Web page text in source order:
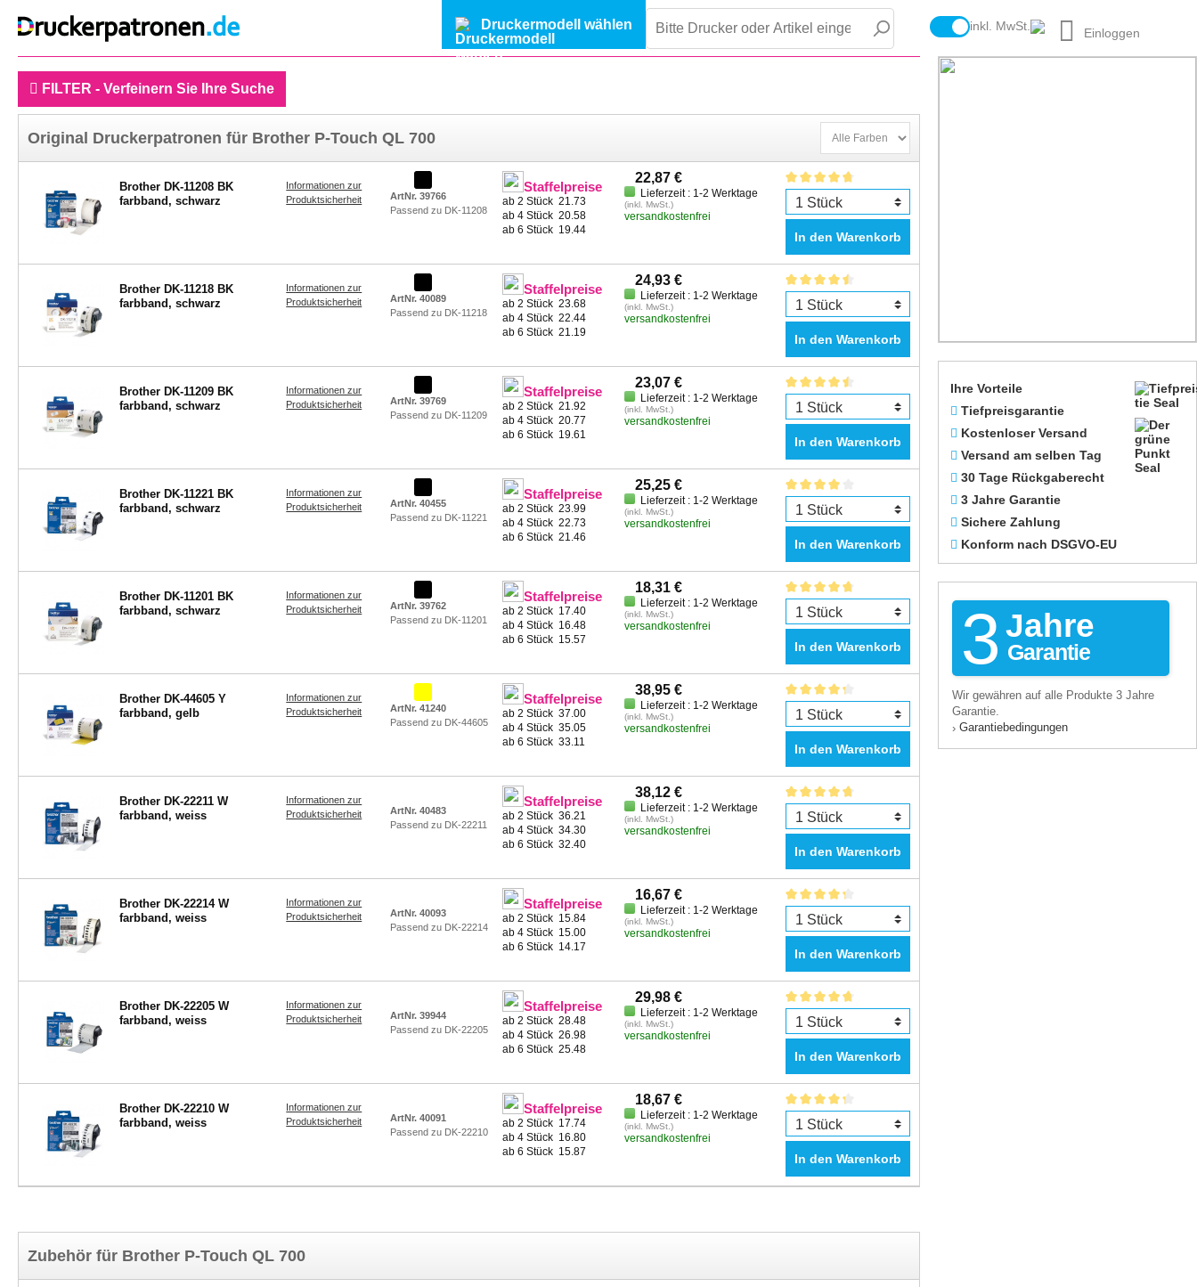
Druckermodell wählen inkl. MwSt. Einloggen
FILTER - Verfeinern Sie Ihre Suche
Original Druckerpatronen für Brother P-Touch QL 700
Brother DK-11208 BK
farbband, schwarz
Informationen zur
Produktsicherheit
ArtNr. 39766
Passend zu DK-11208
Staffelpreise
ab 2 Stück21.73
ab 4 Stück20.58
ab 6 Stück 19.44
22,87 €
Lieferzeit : 1-2 Werktage
(inkl. MwSt.)
versandkostenfrei
In den Warenkorb
Brother DK-11218 BK
farbband, schwarz
Informationen zur
Produktsicherheit
ArtNr. 40089
Passend zu DK-11218
Staffelpreise
ab 2 Stück23.68
ab 4 Stück22.44
ab 6 Stück21.19
24,93 €
Lieferzeit : 1-2 Werktage
(inkl. MwSt.)
versandkostenfrei
In den Warenkorb
Brother DK-11209 BK
farbband, schwarz
Informationen zur
Produktsicherheit
ArtNr. 39769
Passend zu DK-11209
Staffelpreise
ab 2 Stück21.92
ab 4 Stück20.77
ab 6 Stück 19.61
23,07 €
Lieferzeit : 1-2 Werktage
(inkl. MwSt.)
versandkostenfrei
In den Warenkorb
Brother DK-11221 BK
farbband, schwarz
Informationen zur
Produktsicherheit
ArtNr. 40455
Passend zu DK-11221
Staffelpreise
ab 2 Stück23.99
ab 4 Stück22.73
ab 6 Stück21.46
25,25 €
Lieferzeit : 1-2 Werktage
(inkl. MwSt.)
versandkostenfrei
In den Warenkorb
Brother DK-11201 BK
farbband, schwarz
Informationen zur
Produktsicherheit
ArtNr. 39762
Passend zu DK-11201
Staffelpreise
ab 2 Stück 17.40
ab 4 Stück 16.48
ab 6 Stück 15.57
18,31 €
Lieferzeit : 1-2 Werktage
(inkl. MwSt.)
versandkostenfrei
In den Warenkorb
Brother DK-44605 Y
farbband, gelb
Informationen zur
Produktsicherheit
ArtNr. 41240
Passend zu DK-44605
Staffelpreise
ab 2 Stück37.00
ab 4 Stück35.05
ab 6 Stück33.11
38,95 €
Lieferzeit : 1-2 Werktage
(inkl. MwSt.)
versandkostenfrei
In den Warenkorb
Brother DK-22211 W
farbband, weiss
Informationen zur
Produktsicherheit
ArtNr. 40483
Passend zu DK-22211
Staffelpreise
ab 2 Stück36.21
ab 4 Stück34.30
ab 6 Stück32.40
38,12 €
Lieferzeit : 1-2 Werktage
(inkl. MwSt.)
versandkostenfrei
In den Warenkorb
Brother DK-22214 W
farbband, weiss
Informationen zur
Produktsicherheit
ArtNr. 40093
Passend zu DK-22214
Staffelpreise
ab 2 Stück 15.84
ab 4 Stück 15.00
ab 6 Stück 14.17
16,67 €
Lieferzeit : 1-2 Werktage
(inkl. MwSt.)
versandkostenfrei
In den Warenkorb
Brother DK-22205 W
farbband, weiss
Informationen zur
Produktsicherheit
ArtNr. 39944
Passend zu DK-22205
Staffelpreise
ab 2 Stück28.48
ab 4 Stück26.98
ab 6 Stück25.48
29,98 €
Lieferzeit : 1-2 Werktage
(inkl. MwSt.)
versandkostenfrei
In den Warenkorb
Brother DK-22210 W
farbband, weiss
Informationen zur
Produktsicherheit
ArtNr. 40091
Passend zu DK-22210
Staffelpreise
ab 2 Stück 17.74
ab 4 Stück 16.80
ab 6 Stück 15.87
18,67 €
Lieferzeit : 1-2 Werktage
(inkl. MwSt.)
versandkostenfrei
In den Warenkorb
Zubehör für Brother P-Touch QL 700
Ihre Vorteile
Tiefpreisgarantie
Kostenloser Versand
Versand am selben Tag
30 Tage Rückgaberecht
3 Jahre Garantie
Sichere Zahlung
Konform nach DSGVO-EU
3 Jahre
Garantie
Wir gewähren auf alle Produkte 3 Jahre
Garantie.
› Garantiebedingungen